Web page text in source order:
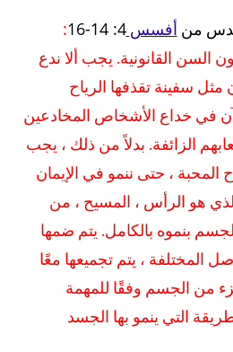
من أفسس4: 14-16
:
السن القانونية. يجب ألا ندع
سفينة تقذفها الرياح
في خداع الأشخاص المخادعين
الزائفة. بدلاً من ذلك ، يجب
المحبة ، حتى ننمو في الإيمان
هو الرأس ، المسيح ، من
بنموه بالكامل. يتم ضمها
المختلفة ، يتم تجميعها معًا
من الجسم وفقًا للمهمة
التي ينمو بها الجسد